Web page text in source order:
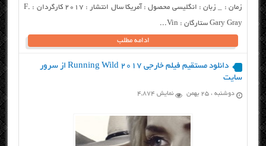
زمان : _ زبان : انگلیسی محصول : آمریکا سال انتشار : ۲۰۱۷ کارگردان : F.
Gary Gray ستارگان : Vin...
ادامه مطلب
دانلود مستقیم فیلم خارجی Running Wild 2017 از سرور
سایت
دوشنبه ، ۲۵ بهمن نمایش 4,874